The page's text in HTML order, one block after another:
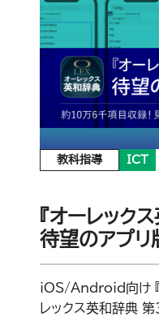
教科指導 ICT
『オーレック
待望のアプリ
iOS/Android向け 『
レックス英和辞典